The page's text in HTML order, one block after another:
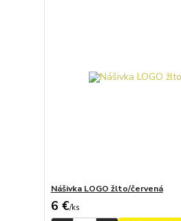
Nášivka LOGO žlto/červená
6 €/ks